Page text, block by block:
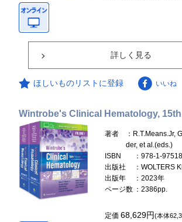
詳しく見る
ほしいものリストに登録 いいね
Wintrobe's Clinical Hematology,
著者
：R.T.Means.Jr,
der, et al.(eds.)
ISBN
：978-1-
出版社
：WOLTERS
出版年
：2023年
ページ数 ：2386pp.
定価68,629円(本体